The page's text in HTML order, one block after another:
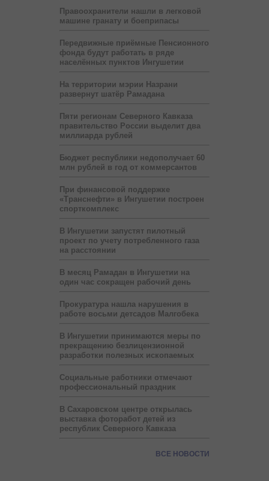
Правоохранители нашли в легковой
машине гранату и боеприпасы
Передвижные приёмные Пенсионного
фонда будут работать в ряде
населённых пунктов Ингушетии
На территории мэрии Назрани
развернут шатёр Рамадана
Пяти регионам Северного Кавказа
правительство России выделит два
миллиарда рублей
Бюджет республики недополучает 60
млн рублей в год от коммерсантов
При финансовой поддержке
«Транснефти» в Ингушетии построен
спорткомплекс
В Ингушетии запустят пилотный
проект по учету потребленного газа
на расстоянии
В месяц Рамадан в Ингушетии на
один час сокращен рабочий день
Прокуратура нашла нарушения в
работе восьми детсадов Малгобека
В Ингушетии принимаются меры по
прекращению безлицензионной
разработки полезных ископаемых
Социальные работники отмечают
профессиональный праздник
В Сахаровском центре открылась
выставка фоторабот детей из
республик Северного Кавказа
ВСЕ НОВОСТИ